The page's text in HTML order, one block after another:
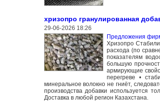
хризопро гранулированная
29-06-2026 18:26
Предложения
Хризопро
расхода (по
показателям
большую
армирующие
перегреве •
минеральное волокно не гниёт,
производства добавки используется
Доставка в любой регион Казахстана.